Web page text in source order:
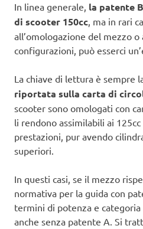
In linea generale, la patente
di scooter 150cc, ma in rari
all’omologazione del mezzo o
configurazioni, può esserci
La chiave di lettura è sempre
riportata sulla carta di
scooter sono omologati con
li rendono assimilabili ai
prestazioni, pur avendo
superiori.
In questi casi, se il mezzo
normativa per la guida con
termini di potenza e
anche senza patente A. Si